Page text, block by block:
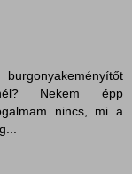
Nekem épp
nincs, mi a